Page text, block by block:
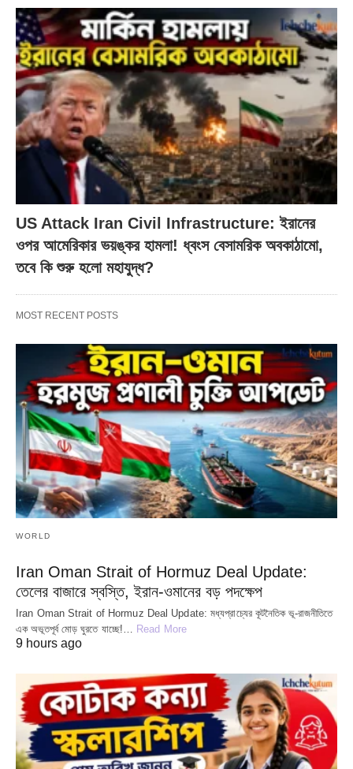
US Attack Iran Civil Infrastructure: ইরানের
ওপর আমেরিকার ভয়ঙ্কর হামলা! ধ্বংস বেসামরিক অবকাঠামো,
তবে কি শুরু হলো মহাযুদ্ধ?
MOST RECENT POSTS
WORLD
Iran Oman Strait of Hormuz Deal Update:
তেলের বাজারে স্বস্তি, ইরান-ওমানের বড় পদক্ষেপ
Iran Oman Strait of Hormuz Deal Update: মধ্যপ্রাচ্যের কূটনৈতিক ভূ-রাজনীতিতে
এক অভূতপূর্ব মোড় ঘুরতে যাচ্ছে!… Read More
9 hours ago